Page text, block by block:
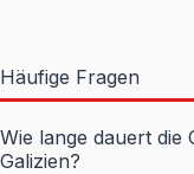
Häufige Fragen
Wie lange dauert die
Galizien?